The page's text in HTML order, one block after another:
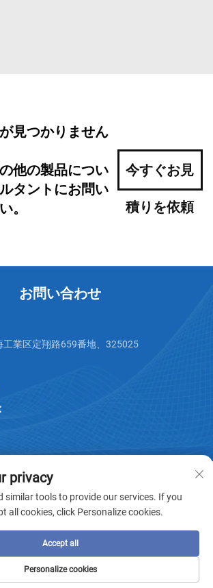
見つかりません
他の製品につい
タントにお問い
。
今すぐお見
積りを依頼
お問い合わせ
工業区定翔路659番地、325025
privacy
similar tools to provide our services. If you
all cookies, click Personalize cookies.
Personalize cookies
Accept all